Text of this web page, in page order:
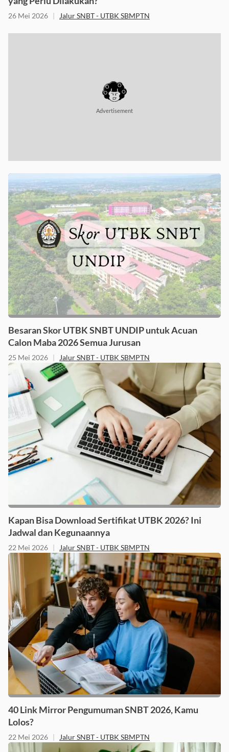
26 Mei 2026 | Jalur SNBT - UTBK SBMPTN
Advertisement
Besaran Skor UTBK SNBT UNDIP untuk Acuan
Calon Maba 2026 Semua Jurusan
25 Mei 2026 | Jalur SNBT - UTBK SBMPTN
Kapan Bisa Download Sertifikat UTBK 2026? Ini
Jadwal dan Kegunaannya
22 Mei 2026 | Jalur SNBT - UTBK SBMPTN
40 Link Mirror Pengumuman SNBT 2026, Kamu
Lolos?
22 Mei 2026 | Jalur SNBT - UTBK SBMPTN